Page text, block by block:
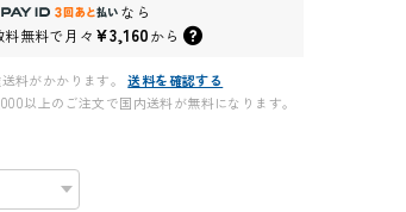
なら
料無料で月々 ¥3,160から
料がかかります。
送料を確認する
以上のご注文で国内送料が無料になります。